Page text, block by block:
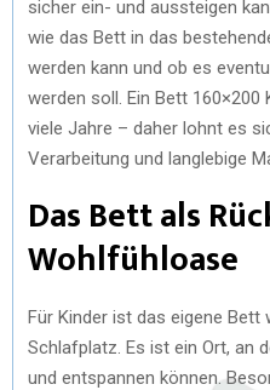
sicher ein- und aussteigen
wie das Bett in das
werden kann und ob es
werden soll. Ein Bett
viele Jahre – daher lohnt es
Verarbeitung und langlebige
Das Bett als
Wohlfühloase
Für Kinder ist das eigene Bett
Schlafplatz. Es ist ein Ort, an
und entspannen können.